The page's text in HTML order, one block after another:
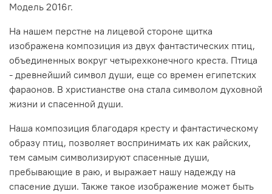
Модель 2016г.
На нашем перстне на лицевой стороне щитка
изображена композиция из двух фантастических птиц,
объединенных вокруг четырехконечного креста. Птица
- древнейший символ души, еще со времен египетских
фараонов. В христианстве она стала символом духовной
жизни и спасенной души.
Наша композиция благодаря кресту и фантастическому
образу птиц, позволяет воспринимать их как райских,
тем самым символизируют спасенные души,
пребывающие в раю, и выражает нашу надежду на
спасение души. Также такое изображение может быть